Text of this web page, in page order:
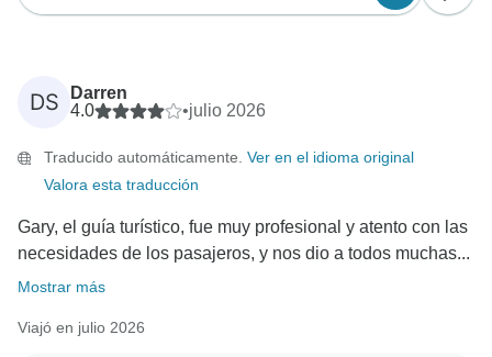
DS
Darren
4.0
•julio 2026
Traducido automáticamente. Ver en el idioma original
Valora esta traducción
Gary, el guía turístico, fue muy profesional y atento con las
necesidades de los pasajeros, y nos dio a todos muchas...
Mostrar más
Viajó en julio 2026